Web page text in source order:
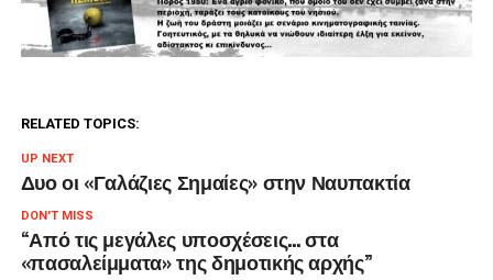
RELATED TOPICS:
UP NEXT
Δυο οι «Γαλάζιες Σημαίες» στην Ναυπακτία
DON'T MISS
“Από τις μεγάλες υποσχέσεις… στα
«πασαλείμματα» της δημοτικής αρχής”